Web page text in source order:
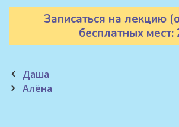
Записаться на лекцию
бесплатных мест:
Post
navigation
Даша
Алёна